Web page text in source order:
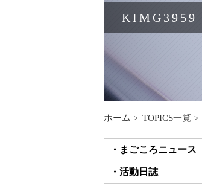
KIMG3959
ホーム TOPICS一覧
まごころニュース
活動日誌